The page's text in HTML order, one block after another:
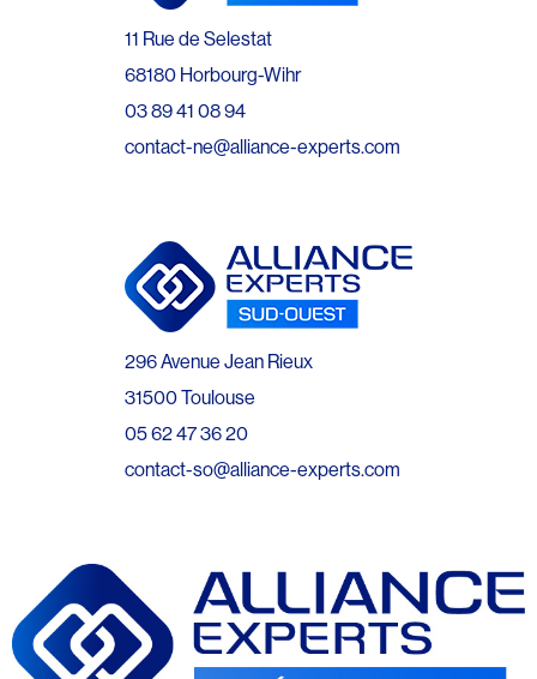
11 Rue de Selestat
68180 Horbourg-Wihr
03 89 41 08 94
contact-ne@alliance-experts.com
296 Avenue Jean Rieux
31500 Toulouse
05 62 47 36 20
contact-so@alliance-experts.com